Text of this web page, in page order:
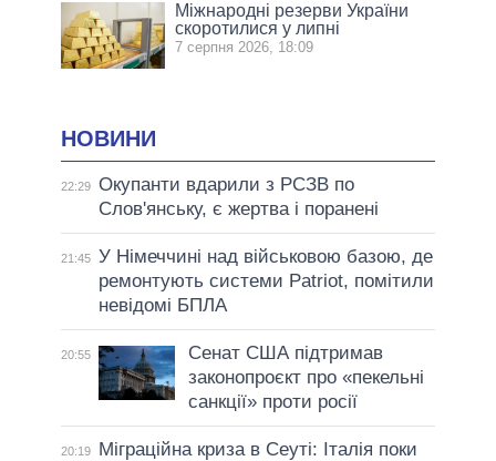
Міжнародні резерви України
скоротилися у липні
7 серпня 2026, 18:09
НОВИНИ
22:29 Окупанти вдарили з РСЗВ по
Слов'янську, є жертва і поранені
21:45 У Німеччині над військовою базою, де
ремонтують системи Patriot, помітили
невідомі БПЛА
20:55
Сенат США підтримав
законопроєкт про «пекельні
санкції» проти росії
20:19
Міграційна криза в Сеуті: Італія поки